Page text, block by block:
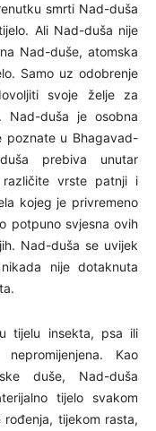
smrti Nad-duša
Ali Nad-duša nije
Nad-duše, atomska
Samo uz odobrenje
svoje želje za
Nad-duša je osobna
poznate u Bhagavad-
prebiva unutar
vrste patnji i
kojeg je privremeno
potpuno svjesna ovih
Nad-duša se uvijek
nije dotaknuta
tijelu insekta, psa ili
Kao
duše, Nad-duša
tijelo svakom
tijekom rasta,